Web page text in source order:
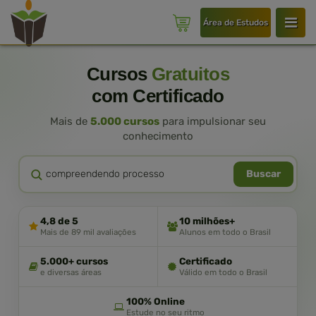
Área de Estudos
Cursos Gratuitos
com Certificado
Mais de 5.000 cursos para impulsionar seu
conhecimento
Buscar
4,8 de 5
Mais de 89 mil avaliações
10 milhões+
Alunos em todo o Brasil
5.000+ cursos
e diversas áreas
Certificado
Válido em todo o Brasil
100% Online
Estude no seu ritmo